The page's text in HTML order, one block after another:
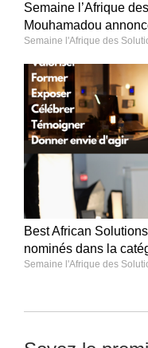
Semaine l’Afrique
Mouhamadou
Semaine l'Afrique des
Best African
nominés dans la
Semaine l'Afrique des